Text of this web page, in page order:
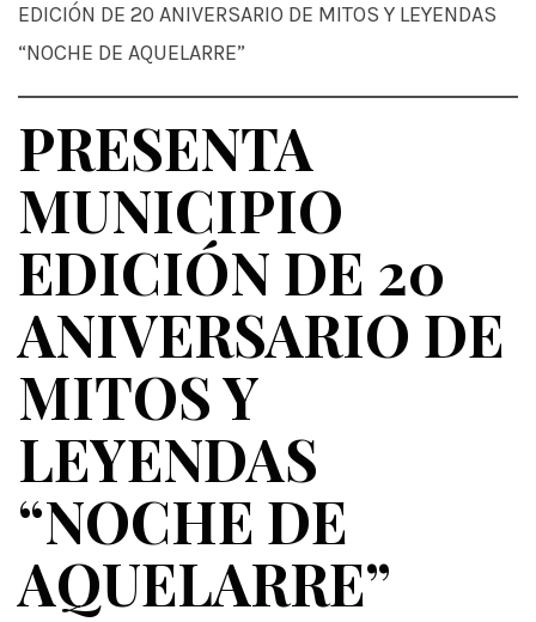
EDICIÓN DE 20 ANIVERSARIO DE MITOS Y LEYENDAS
“NOCHE DE AQUELARRE”
PRESENTA
MUNICIPIO
EDICIÓN DE 20
ANIVERSARIO DE
MITOS Y
LEYENDAS
“NOCHE DE
AQUELARRE”